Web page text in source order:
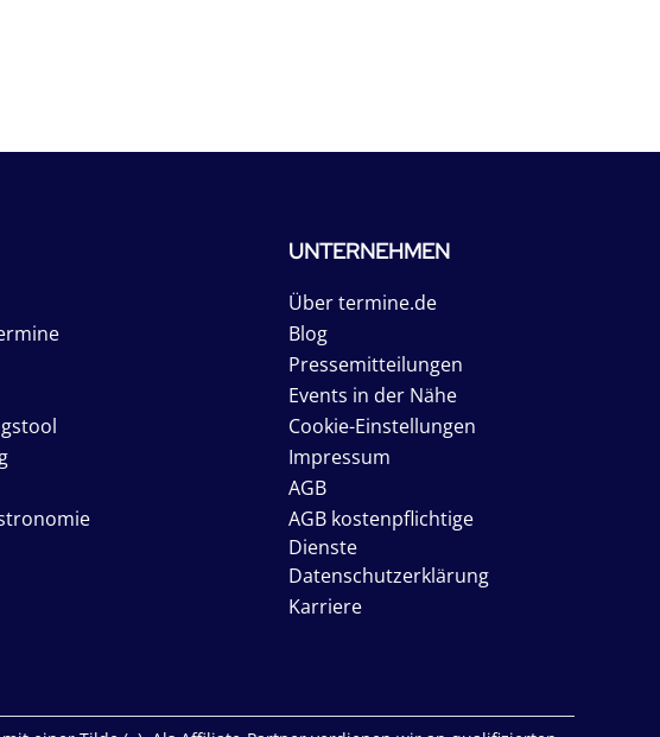
UNTERNEHMEN
Über termine.de
Blog
Pressemitteilungen
Events in der Nähe
Cookie-Einstellungen
Impressum
AGB
AGB kostenpflichtige
Dienste
Datenschutzerklärung
Karriere